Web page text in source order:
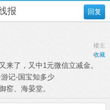
回复
报
楼主
收藏
来了，又中1元微信立减金。
记-国宝知多少
窑、海晏堂。